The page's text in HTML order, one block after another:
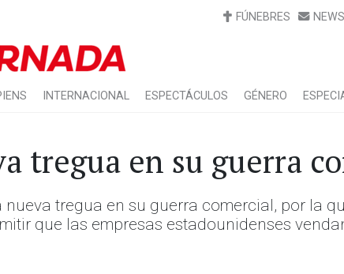
FÚNEBRES
INTERNACIONAL ESPECTÁCULOS GÉNERO
tregua en su guerra
tregua en su guerra comercial, por la
que las empresas estadounidenses